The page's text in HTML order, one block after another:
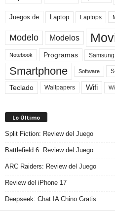
Juegos de Laptop Laptops
Modelo Modelos
Notebook Programas Samsung
Smartphone Software
Teclado Wallpapers Wifi
Lo Último
Split Fiction: Review del Juego
Battlefield 6: Review del Juego
ARC Raiders: Review del Juego
Review del iPhone 17
Deepseek: Chat IA Chino Gratis